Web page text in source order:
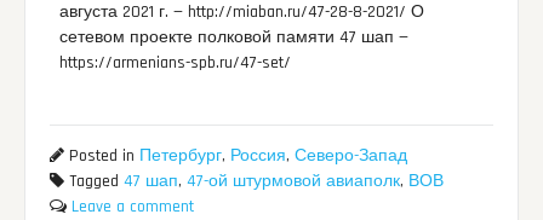
августа 2021 г. — http://miaban.ru/47-28-8-2021/ О
сетевом проекте полковой памяти 47 шап —
https://armenians-spb.ru/47-set/
Posted in Петербург, Россия,Северо-Запад
Tagged47 шап,47-ой штурмовой авиаполк, ВОВ
Leave a comment